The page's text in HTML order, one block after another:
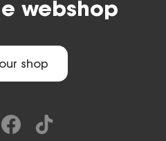
webshop
shop